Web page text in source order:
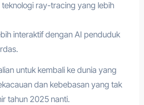
teknologi ray-tracing yang lebih
interaktif dengan AI penduduk
untuk kembali ke dunia yang
dan kebebasan yang tak
tahun 2025 nanti.